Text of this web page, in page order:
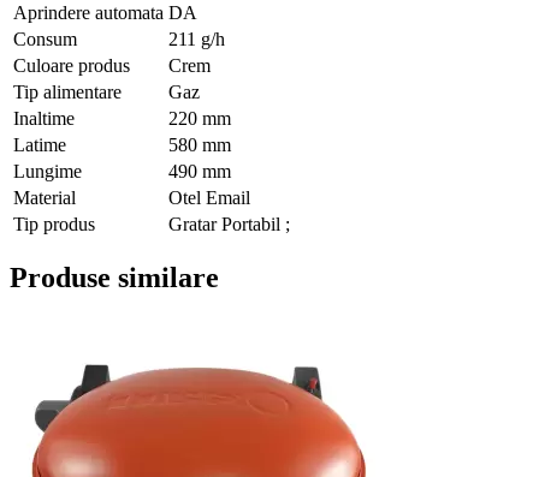
Aprindere automata DA
Consum
211 g/h
Culoare produs
Crem
Tip alimentare
Gaz
Inaltime
220 mm
Latime
580 mm
Lungime
490 mm
Material
Otel Email
Tip produs
Gratar Portabil ;
Produse similare